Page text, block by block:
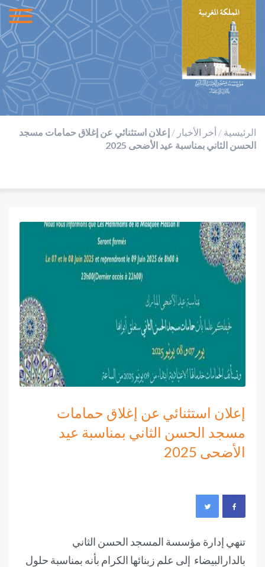
الرئيسية / أخر الأخبار / إعلان استثنائي عن إغلاق حمامات مسجد
الحسن الثاني بمناسبة عيد الأضحى 2025
إعلان استثنائي عن إغلاق حمامات
مسجد الحسن الثاني بمناسبة عيد
الأضحى 2025
تنهي إدارة مؤسسة المسجد الحسن الثاني
بالدارالبيضاء إلى علم زبنائها الكرام بأنه بمناسبة حلول